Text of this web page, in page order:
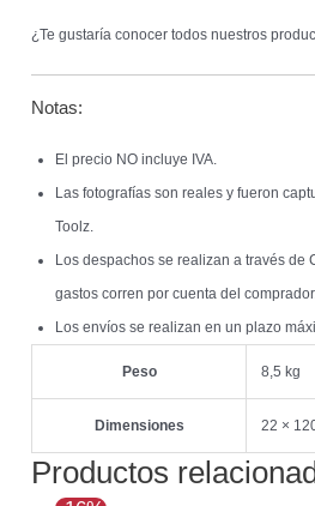
¿Te gustaría conocer todos nuestros
Notas:
El precio NO incluye IVA.
Las fotografías son reales y fueron
Toolz.
Los despachos se realizan a través de
gastos corren por cuenta del comprador.
Los envíos se realizan en un plazo
Peso 8,5 kg
Dimensiones 22 ×
Productos